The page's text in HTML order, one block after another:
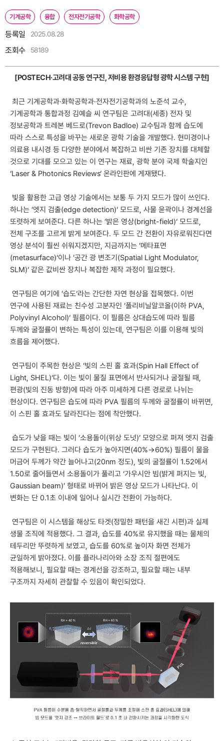
기계공학 융합 전자전기공학 화학공학
등록일 2025.08.28
조회수 58189
[POSTECH·고려대 공동 연구진, 저비용 환경응답형 광학 시스템 구현]
최근 기계공학과·화학공학과·전자전기공학과의 노준석 교수,
기계공학과 통합과정 김예슬 씨 연구팀은 고려대(세종) 전자 및
정보공학과 트레본 베드로(Trevon Badloe) 교수팀과 함께 습도에
따라 스스로 특성을 바꾸는 새로운 광학 기술을 개발했다. 현미경이나
의료용 내시경 등 다양한 분야에서 복잡하고 비싼 기존 장치를 대체할
것으로 기대를 모으고 있는 이 연구는 재료, 광학 분야 국제 학술지인
‘Laser & Photonics Reviews‘ 온라인판에 게재됐다.
빛을 활용한 고급 영상 기술에서는 보통 두 가지 모드가 많이 쓰인다.
하나는 ’엣지 검출(edge detection)‘ 모드로, 사물 윤곽이나 경계선을
또렷하게 보여준다. 다른 하나는 ’밝은 영상(bright-field)‘ 모드로,
전체 구조를 고르게 밝게 보여준다. 두 모드 간 전환이 자유로워진다면
영상 분석이 훨씬 쉬워지겠지만, 지금까지는 ’메타표면
(metasurface)‘이나 ’공간 광 변조기(Spatial Light Modulator,
SLM)‘ 같은 값비싼 장치나 복잡한 제작 과정이 필요했다.
연구팀은 여기에 ’습도‘라는 간단한 자연 현상을 접목했다. 이번
연구에 사용된 재료는 친수성 고분자인 ’폴리비닐알코올(이하 PVA,
Polyvinyl Alcohol)‘ 필름이다. 이 필름은 상대습도에 따라 필름
두께와 굴절률이 변하는 특성이 있는데, 연구팀은 이를 이용해 빛의
흐름을 제어했다.
연구팀이 주목한 현상은 ’빛의 스핀 홀 효과(Spin Hall Effect of
Light, SHEL)‘다. 이는 빛이 물질 표면에서 반사되거나 굴절될 때,
편광(빛의 진동 방향)에 따라 아주 미세하게 다른 경로로 나뉘는
현상이다. 연구팀은 습도에 따라 PVA 필름의 두께와 굴절률이 바뀌면,
이 스핀 홀 효과도 달라진다는 점에 착안했다.
습도가 낮을 때는 빛이 ‘소용돌이(위상 도넛)’ 모양으로 퍼져 엣지 검출
모드가 구현된다. 그러다 습도가 높아지면(40%→60%) 필름이 물을
머금어 두께가 약간 늘어나고(20nm 정도), 빛의 굴절률이 1.52에서
1.50로 줄어들면서 소용돌이가 풀리고 ‘가우시안 빔(밝게 퍼지는 빛,
Gaussian beam)’ 형태로 바뀌어 밝은 영상 모드가 나타난다. 이
변화는 단 0.1초 이내에 일어나 실시간 전환이 가능하다.
연구팀은 이 시스템을 해상도 타겟(정밀한 패턴을 새긴 시편)과 실제
생물 조직에 적용했다. 그 결과, 습도를 40%로 유지했을 때는 물체의
테두리만 뚜렷하게 보였고, 습도를 60%로 높이자 화면 전체가
균일하게 밝아졌다. 이를 플라나리아와 소장 조직 절편에도
적용해보니, 필요할 때는 경계선을 강조하고, 필요할 때는 내부
구조까지 자세히 관찰할 수 있음이 확인되었다.